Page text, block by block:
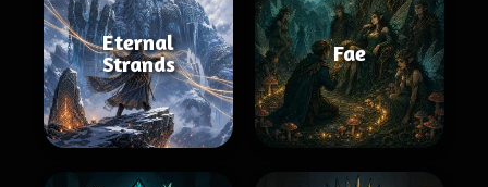
Eternal
Strands
Fae